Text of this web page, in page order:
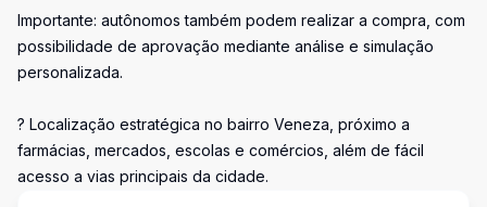
Importante: autônomos também podem realizar a compra, com
possibilidade de aprovação mediante análise e simulação
personalizada.
? Localização estratégica no bairro Veneza, próximo a
farmácias, mercados, escolas e comércios, além de fácil
acesso a vias principais da cidade.